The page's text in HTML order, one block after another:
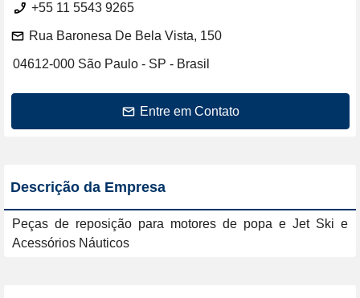
+55 11 5543 9265
Rua Baronesa De Bela Vista, 150
04612-000 São Paulo - SP - Brasil
Entre em Contato
Descrição da Empresa
Peças de reposição para motores de popa e Jet Ski e
Acessórios Náuticos